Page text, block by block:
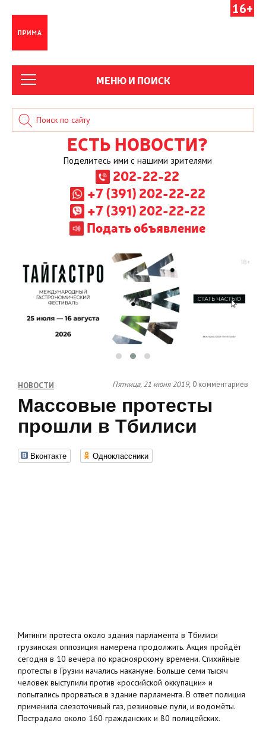
16+
МЕНЮ И ПОИСК
ЕСТЬ НОВОСТИ?
Поделитесь ими с нашими зрителями
202-22-22
+7 (391) 202-22-22
+7 (391) 202-22-22
Подать объявление
НОВОСТИ Пятница, 21 июня 2019, 0 комментариев
Массовые протесты
прошли в Тбилиси
Вконтакте Одноклассники
Митинги протеста около здания парламента в Тбилиси
грузинская оппозиция намерена продолжить. Акция пройдёт
сегодня в 10 вечера по красноярскому времени. Стихийные
протесты в Грузии начались накануне. Больше семи тысяч
человек выступили против «российской оккупации» и
попытались прорваться в здание парламента. В ответ полиция
применила слезоточивый газ, резиновые пули, и водомёты.
Пострадало около 160 гражданских и 80 полицейских.